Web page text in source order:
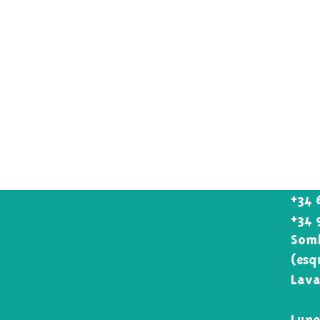
+34
+34